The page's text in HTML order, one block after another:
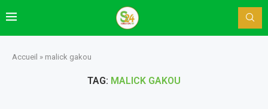
Accueil » malick gakou
TAG: MALICK GAKOU